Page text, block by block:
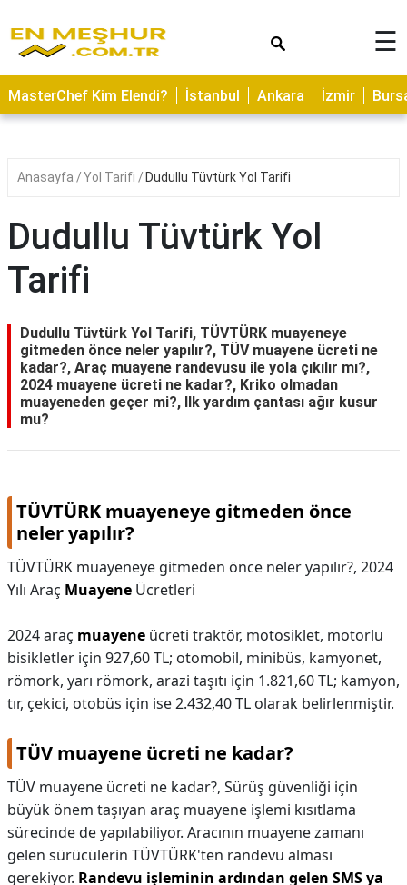
ASTROLOJİ
SAĞLIK
YERLER
BAKIMI
KAMP
ALANLARI
HAMİLELİK
☰
MasterChef Kim Elendi? İstanbul Ankara İzmir
Anasayfa Yol Tarifi Dudullu Tüvtürk Yol Tarifi
Dudullu Tüvtürk Yol
Tarifi
Dudullu Tüvtürk Yol Tarifi, TÜVTÜRK muayeneye
gitmeden önce neler yapılır?, TÜV muayene ücreti ne
kadar?, Araç muayene randevusu ile yola çıkılır mı?,
2024 muayene ücreti ne kadar?, Kriko olmadan
muayeneden geçer mi?, Ilk yardım çantası ağır kusur
mu?
TÜVTÜRK muayeneye gitmeden önce
neler yapılır?
TÜVTÜRK muayeneye gitmeden önce neler yapılır?, 2024
Yılı Araç Muayene Ücretleri
2024 araç muayene ücreti traktör, motosiklet, motorlu
bisikletler için 927,60 TL; otomobil, minibüs, kamyonet,
römork, yarı römork, arazi taşıtı için 1.821,60 TL; kamyon,
tır, çekici, otobüs için ise 2.432,40 TL olarak belirlenmiştir.
TÜV muayene ücreti ne kadar?
TÜV muayene ücreti ne kadar?, Sürüş güvenliği için
büyük önem taşıyan araç muayene işlemi kısıtlama
sürecinde de yapılabiliyor. Aracının muayene zamanı
gelen sürücülerin TÜVTÜRK'ten randevu alması
gerekiyor. Randevu işleminin ardından gelen SMS ya